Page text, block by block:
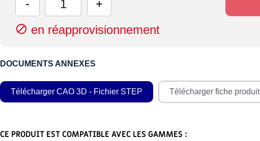
 en réapprovisionnement
DOCUMENTS ANNEXES
Télécharger CAO 3D - Fichier STEP Télécharger fiche produit
CE PRODUIT EST COMPATIBLE AVEC LES GAMMES :